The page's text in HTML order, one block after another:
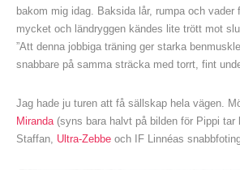
bakom mig idag. Baksida lår, rumpa och vader
mycket och ländryggen kändes lite trött mot
”Att denna jobbiga träning ger starka
snabbare på samma sträcka med torrt, fint
Jag hade ju turen att få sällskap hela vägen.
Miranda (syns bara halvt på bilden för Pippi
Staffan, Ultra-Zebbeoch IF Linnéas